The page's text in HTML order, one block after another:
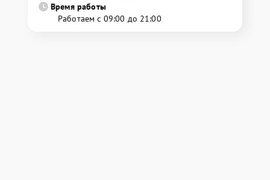
Время работы
Работаем с 09:00 до 21:00